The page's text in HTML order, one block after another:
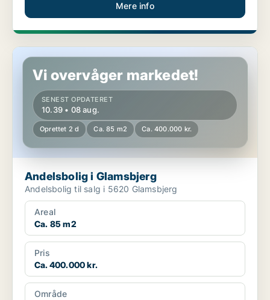
Mere info
Andelsbolig i Glamsbjerg
Vi overvåger markedet!
SENEST OPDATERET
10.39 • 08 aug.
Oprettet 2 d Ca. 85 m2 Ca. 400.000 kr.
Andelsbolig i Glamsbjerg
Andelsbolig til salg i 5620 Glamsbjerg
Areal
Ca. 85 m2
Pris
Ca. 400.000 kr.
Område